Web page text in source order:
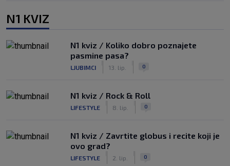
N1 KVIZ
N1 kviz / Koliko dobro poznajete
pasmine pasa?
LJUBIMCI 13. lip. 0
N1 kviz / Rock & Roll
LIFESTYLE 8. lip. 0
N1 kviz / Zavrtite globus i recite koji je
ovo grad?
LIFESTYLE 2. lip. 0